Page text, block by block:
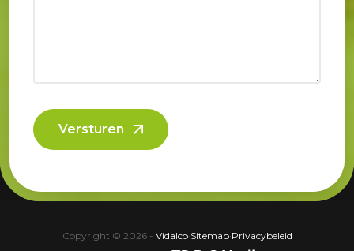
Versturen
Copyright © 2026 - Vidalco·Sitemap·Privacybeleid